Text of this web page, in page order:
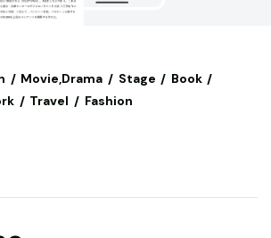
Movie,Drama Stage
Book
Travel Fashion